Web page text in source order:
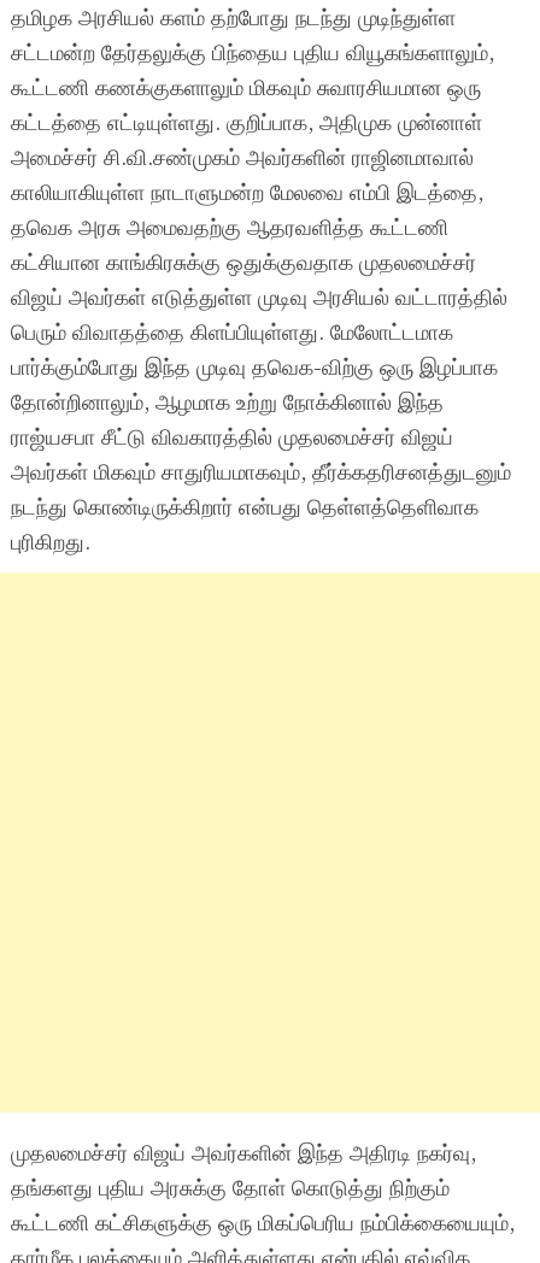
தமிழக அரசியல் களம் தற்போது நடந்து முடிந்துள்ள
சட்டமன்ற தேர்தலுக்கு பிந்தைய புதிய வியூகங்களாலும்,
கூட்டணி கணக்குகளாலும் மிகவும் சுவாரசியமான ஒரு
கட்டத்தை எட்டியுள்ளது. குறிப்பாக, அதிமுக முன்னாள்
அமைச்சர் சி.வி.சண்முகம் அவர்களின் ராஜினமாவால்
காலியாகியுள்ள நாடாளுமன்ற மேலவை எம்பி இடத்தை,
தவெக அரசு அமைவதற்கு ஆதரவளித்த கூட்டணி
கட்சியான காங்கிரசுக்கு ஒதுக்குவதாக முதலமைச்சர்
விஜய் அவர்கள் எடுத்துள்ள முடிவு அரசியல் வட்டாரத்தில்
பெரும் விவாதத்தை கிளப்பியுள்ளது. மேலோட்டமாக
பார்க்கும்போது இந்த முடிவு தவெக-விற்கு ஒரு இழப்பாக
தோன்றினாலும், ஆழமாக உற்று நோக்கினால் இந்த
ராஜ்யசபா சீட்டு விவகாரத்தில் முதலமைச்சர் விஜய்
அவர்கள் மிகவும் சாதுரியமாகவும், தீர்க்கதரிசனத்துடனும்
நடந்து கொண்டிருக்கிறார் என்பது தெள்ளத்தெளிவாக
புரிகிறது.
முதலமைச்சர் விஜய் அவர்களின் இந்த அதிரடி நகர்வு,
தங்களது புதிய அரசுக்கு தோள் கொடுத்து நிற்கும்
கூட்டணி கட்சிகளுக்கு ஒரு மிகப்பெரிய நம்பிக்கையையும்,